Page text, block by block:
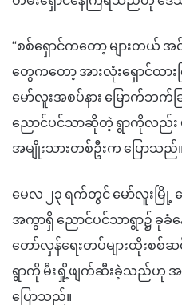
“စစ်ရှောင်ကတော့ များတယ် အင်
တွေကတော့ အားလုံးရှောင်ထာ
မော်လူးအစပ်နား မြောက်ဘက်
ညောင်ပင်သာဆိုတဲ့ ရွာကိုလည်း
အမျိုးသားတစ်ဦးက ပြောသည်။
မေလ ၂၃ ရက်တွင် မော်လူးမ
အကွာရှိ ညောင်ပင်သာရွာ၌ ခု
တော်လှန်ရေးတပ်များထိုးစစ်
ရွာကို မီးရှို့ဖျက်ဆီးခဲ့သည်ဟု
ပြောသည်။